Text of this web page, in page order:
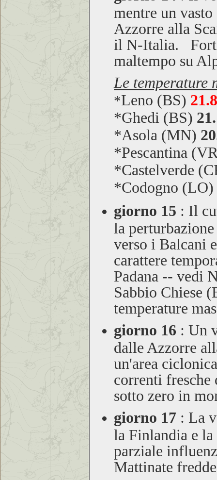
mentre un
Azzorre alla
il N-Italia. Forti
maltempo su
Le temperature
*Leno (BS) 21.8
*Ghedi (BS)
*Asola (MN)
*Pescantina
*Castelverde
*Codogno (LO)
giorno 15 : Il
la
verso i Balcani
carattere
Padana -- vedi
Sabbio Chiese
temperature
giorno 16 : Un
dalle Azzorre
un'area
correnti
sotto zero in
giorno 17 : La
la Finlandia e la
parziale
Mattinate